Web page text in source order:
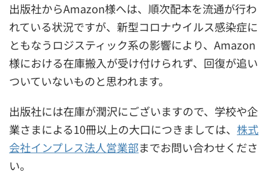
出版社からAmazon様へは、順次配本を流通が行わ
れている状況ですが、新型コロナウイルス感染症に
ともなうロジスティック系の影響により、Amazon
様における在庫搬入が受け付けられず、回復が追い
ついていないものと思われます。
出版社には在庫が潤沢にございますので、学校や企
業さまによる10冊以上の大口につきましては、 株式
会社インプレス法人営業部までお問い合わせくださ
い。